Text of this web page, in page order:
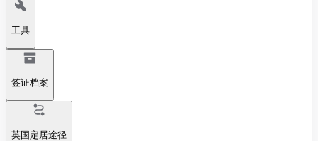
工具
签证档案
英国定居途径